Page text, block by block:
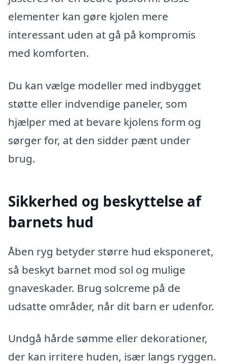
elementer kan gøre kjolen mere
interessant uden at gå på kompromis
med komforten.
Du kan vælge modeller med indbygget
støtte eller indvendige paneler, som
hjælper med at bevare kjolens form og
sørger for, at den sidder pænt under
brug.
Sikkerhed og beskyttelse af
barnets hud
Åben ryg betyder større hud eksponeret,
så beskyt barnet mod sol og mulige
gnaveskader. Brug solcreme på de
udsatte områder, når dit barn er udenfor.
Undgå hårde sømme eller dekorationer,
der kan irritere huden, især langs ryggen.